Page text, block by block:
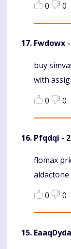
0
0
Fwdowx
buy
with
0
0
Pfqdqi -
flomax
0
0